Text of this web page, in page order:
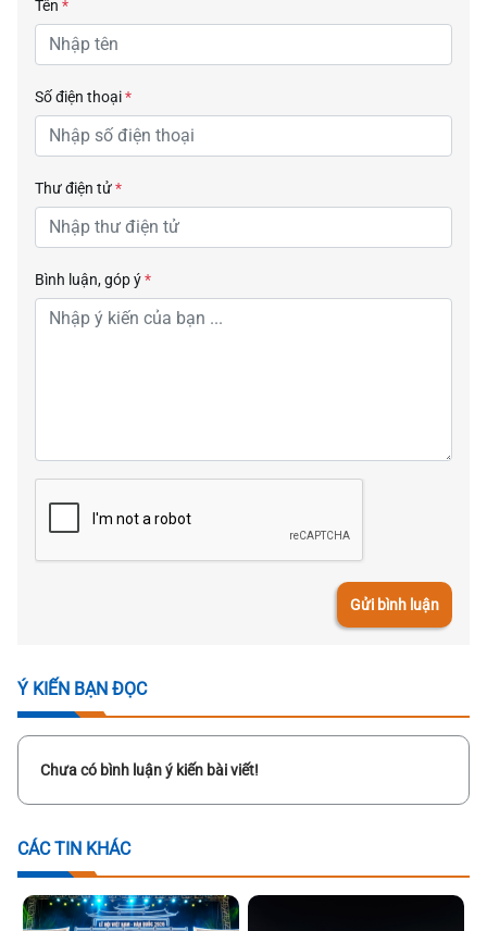
Tên *
Số điện thoại*
Thư điện tử*
Bình luận, góp ý*
Gửi bình luận
Ý KIẾN BẠN ĐỌC
Chưa có bình luận ý kiến bài viết!
CÁC TIN KHÁC